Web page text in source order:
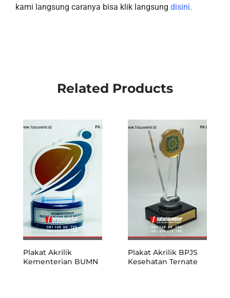
kami langsung caranya bisa klik langsung disini.
Related Products
Plakat Akrilik
Kementerian BUMN
Plakat Akrilik BPJS
Kesehatan Ternate